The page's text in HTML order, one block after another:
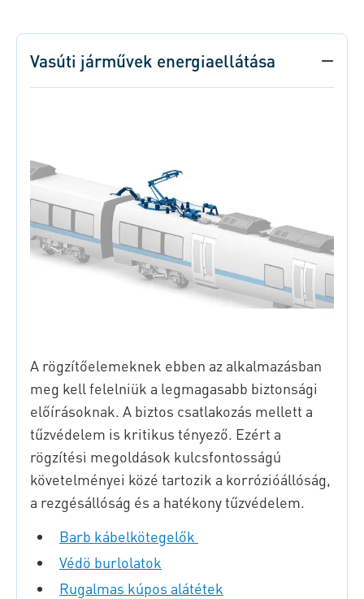
Vasúti járművek energiaellátása
A rögzítőelemeknek ebben az alkalmazásban
meg kell felelniük a legmagasabb biztonsági
előírásoknak. A biztos csatlakozás mellett a
tűzvédelem is kritikus tényező. Ezért a
rögzítési megoldások kulcsfontosságú
követelményei közé tartozik a korrózióállóság,
a rezgésállóság és a hatékony tűzvédelem.
Barb kábelkötegelők
Védö burlolatok
Rugalmas kúpos alátétek